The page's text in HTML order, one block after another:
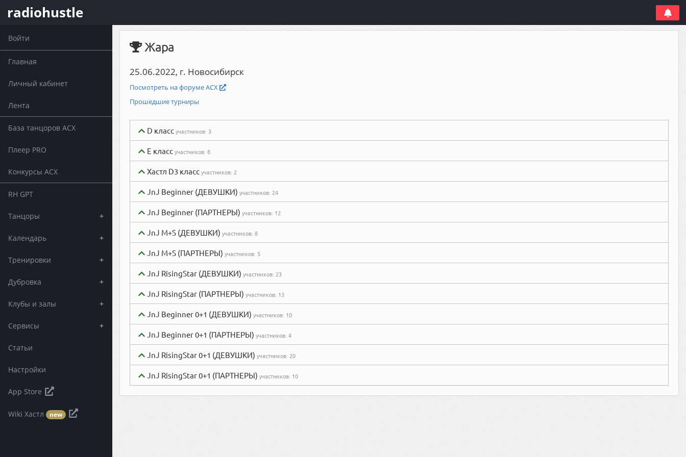
radiohustle
Войти
Главная
Личный кабинет
Лента
База танцоров АСХ
Плеер PRO
Конкурсы АСХ
RH GPT
Танцоры +
Календарь +
Тренировки +
Дубровка +
Клубы и залы +
Сервисы +
Статьи
Настройки
App Store
Wiki Хастл new
Жара
25.06.2022, г. Новосибирск
Посмотреть на форуме АСХ
Прошедшие турниры
D классучастников: 3
E классучастников: 8
Хастл D3 классучастников: 2
JnJ Beginner (ДЕВУШКИ) участников: 24
JnJ Beginner (ПАРТНЕРЫ) участников: 12
JnJ M+S (ДЕВУШКИ) участников: 8
JnJ M+S (ПАРТНЕРЫ) участников: 5
JnJ RisingStar (ДЕВУШКИ) участников: 23
JnJ RisingStar (ПАРТНЕРЫ) участников: 13
JnJ Beginner 0+1 (ДЕВУШКИ) участников: 10
JnJ Beginner 0+1 (ПАРТНЕРЫ) участников: 4
JnJ RisingStar 0+1 (ДЕВУШКИ) участников: 20
JnJ RisingStar 0+1 (ПАРТНЕРЫ) участников: 10